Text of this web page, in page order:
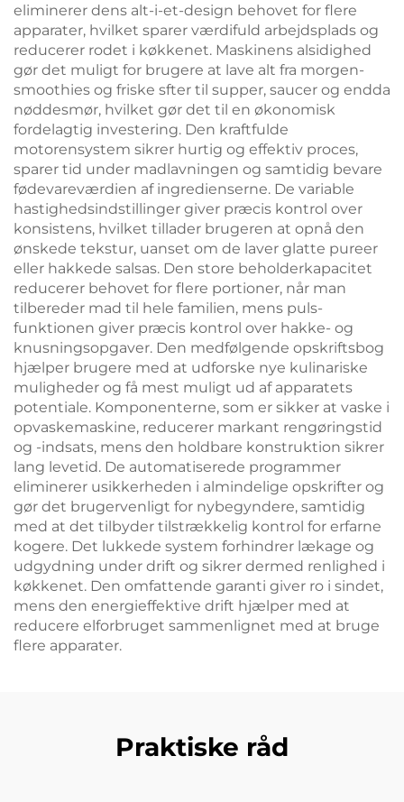
eliminerer dens alt-i-et-design behovet for flere
apparater, hvilket sparer værdifuld arbejdsplads og
reducerer rodet i køkkenet. Maskinens alsidighed
gør det muligt for brugere at lave alt fra morgen-
smoothies og friske sfter til supper, saucer og endda
nøddesmør, hvilket gør det til en økonomisk
fordelagtig investering. Den kraftfulde
motorensystem sikrer hurtig og effektiv proces,
sparer tid under madlavningen og samtidig bevare
fødevareværdien af ingredienserne. De variable
hastighedsindstillinger giver præcis kontrol over
konsistens, hvilket tillader brugeren at opnå den
ønskede tekstur, uanset om de laver glatte pureer
eller hakkede salsas. Den store beholderkapacitet
reducerer behovet for flere portioner, når man
tilbereder mad til hele familien, mens puls-
funktionen giver præcis kontrol over hakke- og
knusningsopgaver. Den medfølgende opskriftsbog
hjælper brugere med at udforske nye kulinariske
muligheder og få mest muligt ud af apparatets
potentiale. Komponenterne, som er sikker at vaske i
opvaskemaskine, reducerer markant rengøringstid
og -indsats, mens den holdbare konstruktion sikrer
lang levetid. De automatiserede programmer
eliminerer usikkerheden i almindelige opskrifter og
gør det brugervenligt for nybegyndere, samtidig
med at det tilbyder tilstrækkelig kontrol for erfarne
kogere. Det lukkede system forhindrer lækage og
udgydning under drift og sikrer dermed renlighed i
køkkenet. Den omfattende garanti giver ro i sindet,
mens den energieffektive drift hjælper med at
reducere elforbruget sammenlignet med at bruge
flere apparater.
Praktiske råd